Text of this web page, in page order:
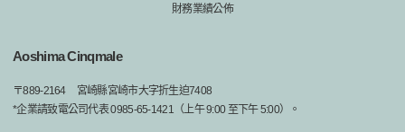
財務業績公佈
Aoshima Cinqmale
〒889-2164
宮崎縣宮崎市大字折生迫7408
*企業請致電公司代表 0985-65-1421（上午 9:00 至下午 5:00）。